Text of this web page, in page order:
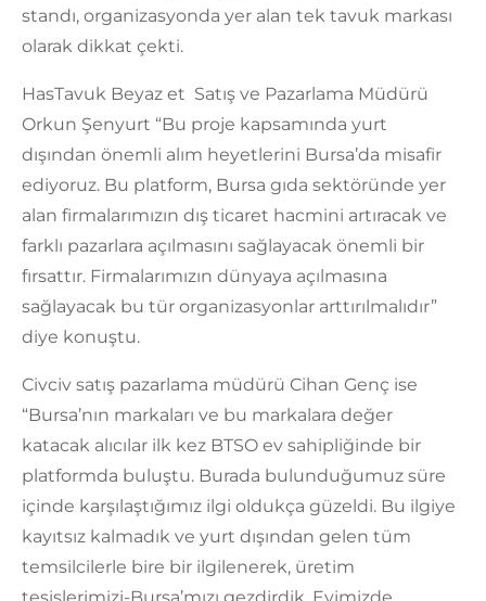
standı, organizasyonda yer alan tek tavuk markası
olarak dikkat çekti.
HasTavuk Beyaz et Satış ve Pazarlama Müdürü
Orkun Şenyurt “Bu proje kapsamında yurt
dışından önemli alım heyetlerini Bursa’da misafir
ediyoruz. Bu platform, Bursa gıda sektöründe yer
alan firmalarımızın dış ticaret hacmini artıracak ve
farklı pazarlara açılmasını sağlayacak önemli bir
fırsattır. Firmalarımızın dünyaya açılmasına
sağlayacak bu tür organizasyonlar arttırılmalıdır”
diye konuştu.
Civciv satış pazarlama müdürü Cihan Genç ise
“Bursa’nın markaları ve bu markalara değer
katacak alıcılar ilk kez BTSO ev sahipliğinde bir
platformda buluştu. Burada bulunduğumuz süre
içinde karşılaştığımız ilgi oldukça güzeldi. Bu ilgiye
kayıtsız kalmadık ve yurt dışından gelen tüm
temsilcilerle bire bir ilgilenerek, üretim